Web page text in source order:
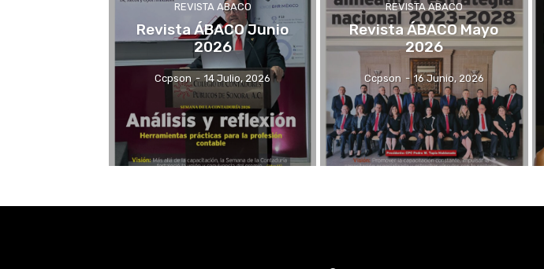
REVISTA ABACO
Revista ÁBACO Junio
2026
Ccpson - 14 Julio, 2026
REVISTA ABACO
Revista ÁBACO Mayo
2026
Ccpson - 16 Junio, 2026